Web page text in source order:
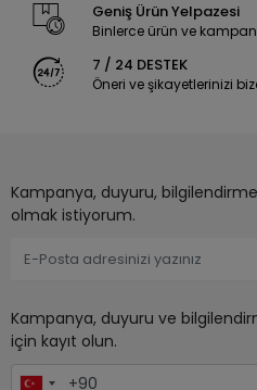
Geniş Ürün Yelpazesi
Binlerce ürün ve
7 / 24 DESTEK
Öneri ve şikayetlerinizi
Kampanya, duyuru,
olmak istiyorum.
Kampanya, duyuru ve
için kayıt olun.